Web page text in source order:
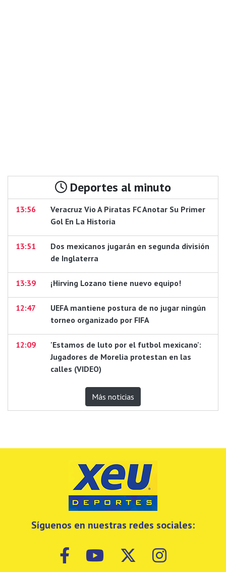
Deportes al minuto
13:56
Veracruz Vio A Piratas FC Anotar Su Primer
Gol En La Historia
13:51
Dos mexicanos jugarán en segunda división
de Inglaterra
13:39 ¡Hirving Lozano tiene nuevo equipo!
12:47
UEFA mantiene postura de no jugar ningún
torneo organizado por FIFA
12:09
'Estamos de luto por el futbol mexicano':
Jugadores de Morelia protestan en las
calles (VIDEO)
Más noticias
Síguenos en nuestras redes sociales: